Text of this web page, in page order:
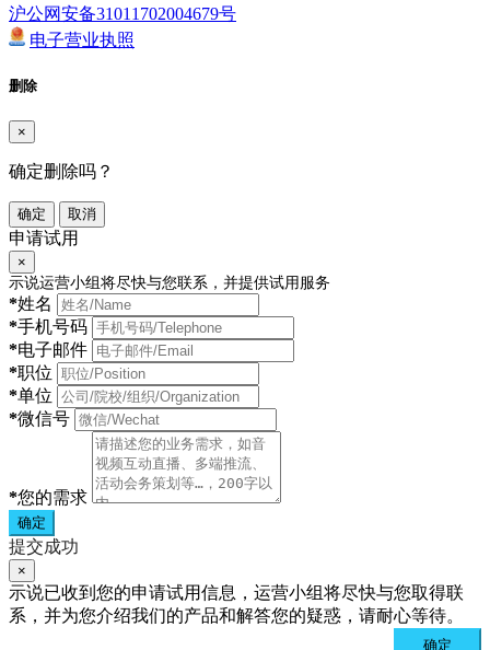
沪公网安备31011702004679号
电子营业执照
删除
×
确定删除吗？
确定 取消
申请试用
×
示说运营小组将尽快与您联系，并提供试用服务
*姓名
*手机号码
*电子邮件
*职位
*单位
*微信号
*您的需求
确定
提交成功
×
示说已收到您的申请试用信息，运营小组将尽快与您取得联
系，并为您介绍我们的产品和解答您的疑惑，请耐心等待。
确定